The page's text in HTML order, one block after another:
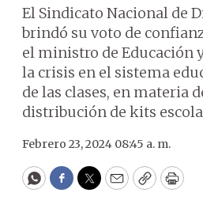
El Sindicato Nacional de
brindó su voto de
el ministro de Educación
la crisis en el sistema
de las clases, en materia
distribución de kits
Febrero 23, 2024 08:45 a. m.
WhatsApp
Facebook
Twitter
EmailCopyPrint